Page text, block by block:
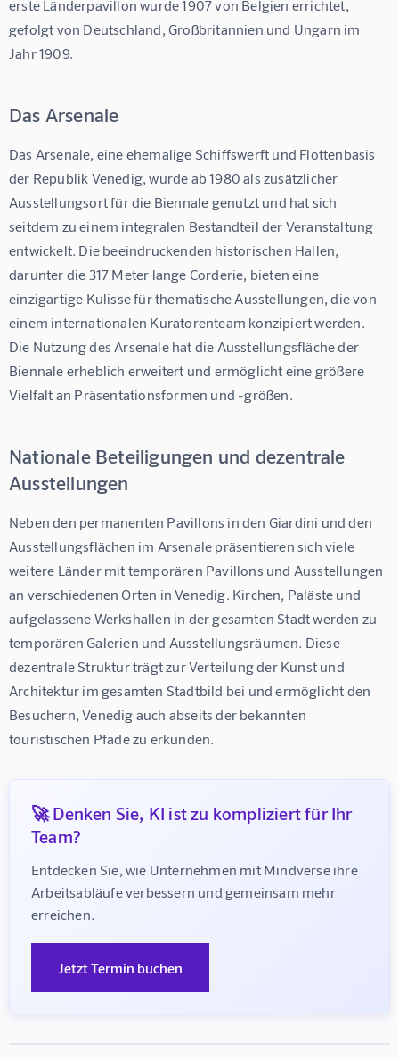
erste Länderpavillon wurde 1907 von Belgien errichtet,
gefolgt von Deutschland, Großbritannien und Ungarn im
Jahr 1909.
Das Arsenale
Das Arsenale, eine ehemalige Schiffswerft und Flottenbasis
der Republik Venedig, wurde ab 1980 als zusätzlicher
Ausstellungsort für die Biennale genutzt und hat sich
seitdem zu einem integralen Bestandteil der Veranstaltung
entwickelt. Die beeindruckenden historischen Hallen,
darunter die 317 Meter lange Corderie, bieten eine
einzigartige Kulisse für thematische Ausstellungen, die von
einem internationalen Kuratorenteam konzipiert werden.
Die Nutzung des Arsenale hat die Ausstellungsfläche der
Biennale erheblich erweitert und ermöglicht eine größere
Vielfalt an Präsentationsformen und -größen.
Nationale Beteiligungen und dezentrale
Ausstellungen
Neben den permanenten Pavillons in den Giardini und den
Ausstellungsflächen im Arsenale präsentieren sich viele
weitere Länder mit temporären Pavillons und Ausstellungen
an verschiedenen Orten in Venedig. Kirchen, Paläste und
aufgelassene Werkshallen in der gesamten Stadt werden zu
temporären Galerien und Ausstellungsräumen. Diese
dezentrale Struktur trägt zur Verteilung der Kunst und
Architektur im gesamten Stadtbild bei und ermöglicht den
Besuchern, Venedig auch abseits der bekannten
touristischen Pfade zu erkunden.
🚀 Denken Sie, KI ist zu kompliziert für Ihr
Team?
Entdecken Sie, wie Unternehmen mit Mindverse ihre
Arbeitsabläufe verbessern und gemeinsam mehr
erreichen.
Jetzt Termin buchen